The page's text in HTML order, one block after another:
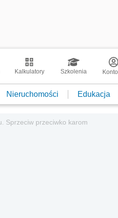
Kalkulatory Szkolenia Konto
Nieruchomości Edukacja
Sprzeciw przeciwko karom